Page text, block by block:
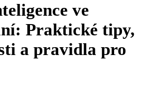
ve
Praktické tipy,
a pravidla pro